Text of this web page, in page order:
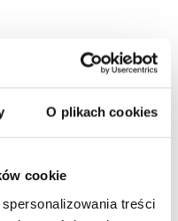
O plikach cookies
cookie
treści